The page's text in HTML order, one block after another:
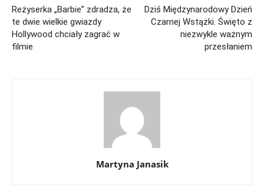
Reżyserka „Barbie” zdradza, że
te dwie wielkie gwiazdy
Hollywood chciały zagrać w
filmie
Dziś Międzynarodowy Dzień
Czarnej Wstążki. Święto z
niezwykle ważnym
przesłaniem
Martyna Janasik